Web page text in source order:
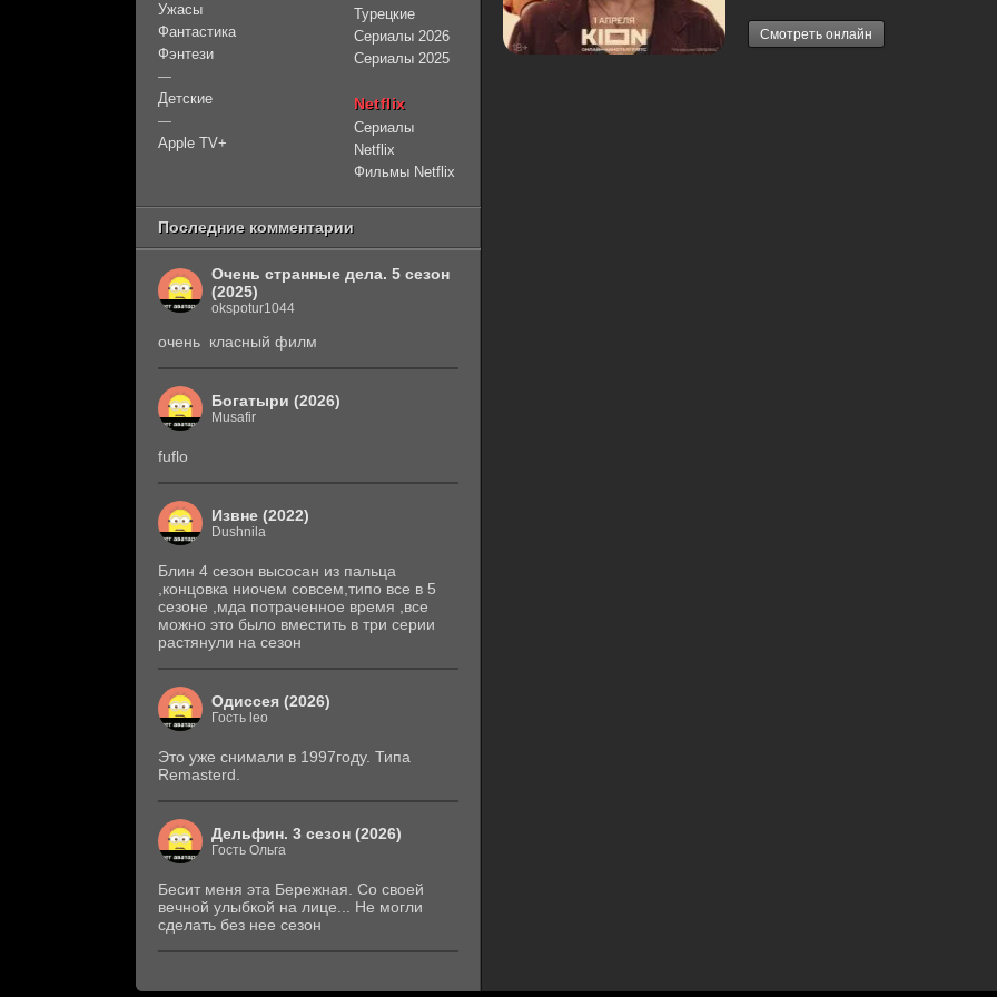
Смотреть онлайн
Ужасы
Фантастика
Фэнтези
—
Детские
—
Apple TV+
Турецкие
Сериалы 2026
Сериалы 2025
Netflix
Сериалы
Netflix
Фильмы Netflix
Последние комментарии
Очень странные дела. 5 сезон
(2025)
okspotur1044
очень класный филм
Богатыри (2026)
Musafir
fuflo
Извне (2022)
Dushnila
Блин 4 сезон высосан из пальца
,концовка ниочем совсем,типо все в 5
сезоне ,мда потраченное время ,все
можно это было вместить в три серии
растянули на сезон
Одиссея (2026)
Гость leo
Это уже снимали в 1997году. Типа
Remasterd.
Дельфин. 3 сезон (2026)
Гость Ольга
Бесит меня эта Бережная. Со своей
вечной улыбкой на лице... Не могли
сделать без нее сезон